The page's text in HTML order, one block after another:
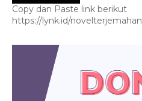
Copy dan Paste link berikut
https://lynk.id/novelterjemahan